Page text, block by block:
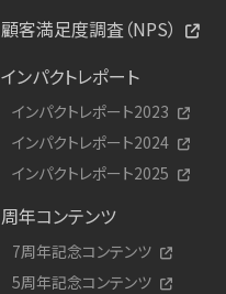
顧客満足度調査（NPS）
インパクトレポート
インパクトレポート2023
インパクトレポート2024
インパクトレポート2025
周年コンテンツ
7周年記念コンテンツ
5周年記念コンテンツ